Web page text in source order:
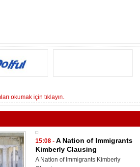
okumak için tıklayın.
15:08 - A Nation of Immigrants
Kimberly Clausing
A Nation of Immigrants Kimberly